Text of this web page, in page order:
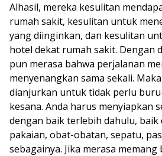
Alhasil, mereka kesulitan
rumah sakit, kesulitan untuk
yang diinginkan, dan kesulitan
hotel dekat rumah sakit. Dengan
pun merasa bahwa perjalanan
menyenangkan sama sekali.
dianjurkan untuk tidak perlu
kesana. Anda harus menyiapkan
dengan baik terlebih dahulu, baik
pakaian, obat-obatan, sepatu,
sebagainya. Jika merasa memang